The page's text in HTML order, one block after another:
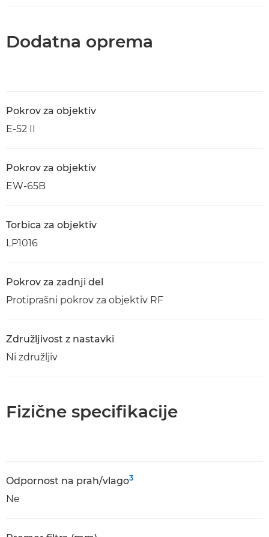
Dodatna oprema
Pokrov za objektiv
E-52 II
Pokrov za objektiv
EW-65B
Torbica za objektiv
LP1016
Pokrov za zadnji del
Protiprašni pokrov za objektiv RF
Združljivost z nastavki
Ni združljiv
Fizične specifikacije
Odpornost na prah/vlago3
Ne